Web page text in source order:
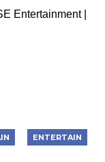
Entertainment |
ENTERTAIN